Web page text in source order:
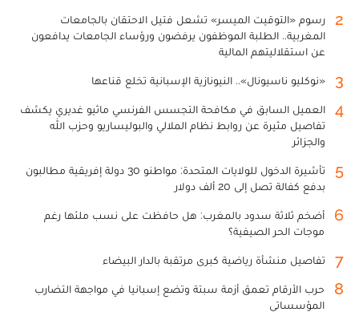
2
رسوم «التوقيت الميسر» تشعل فتيل الاحتقان بالجامعات
المغربية.. الطلبة الموظفون يرفضون ورؤساء الجامعات يدافعون
عن استقلاليتهم المالية
3 «نوكليو ناسيونال».. النيونازية الإسبانية تخلع قناعها
4
العميل السابق في مكافحة التجسس الفرنسي ماثيو غديري يكشف
تفاصيل مثيرة عن روابط نظام الملالي والبوليساريو وحزب الله
والجزائر
5
تأشيرة الدخول للولايات المتحدة: مواطنو 30 دولة إفريقية مطالبون
بدفع كفالة تصل إلى 20 ألف دولار
6
أضخم ثلاثة سدود بالمغرب: هل حافظت على نسب ملئها رغم
موجات الحر الصيفية؟
7 تفاصيل منشأة رياضية كبرى مرتقبة بالدار البيضاء
8
حرب الأرقام تعمق أزمة سبتة وتضع إسبانيا في مواجهة التضارب
المؤسساتي